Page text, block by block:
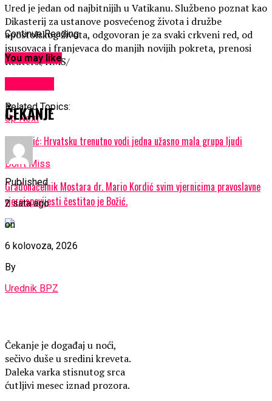
Ured je jedan od najbitnijih u Vatikanu. Službeno poznat kao
Dikasterij za ustanove posvećenog života i družbe
apostolskog života, odgovoran je za svaki crkveni red, od
isusovaca i franjevaca do manjih novijih pokreta, prenosi
Reuters./HMS/
Related Topics:
Up Next
Milanović: Hrvatsku trenutno vodi jedna užasno mala grupa ljudi
Don't Miss
Gradonačelnik Mostara dr. Mario Kordić svim vjernicima pravoslavne
vjeroispovijesti čestitao je Božić.
Continue Reading
You may like
ČEKANJE
Published
2 sata ago
on
6 kolovoza, 2026
By
Urednik BPZ
Čekanje je događaj u noći,
sečivo duše u sredini kreveta.
Daleka varka stisnutog srca
ćutljivi mesec iznad prozora.